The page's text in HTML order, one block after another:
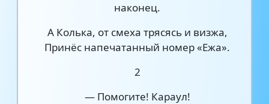
наконец.
А Колька, от смеха трясясь и визжа,
Принёс напечатанный номер «Ежа».
2
— Помогите! Караул!